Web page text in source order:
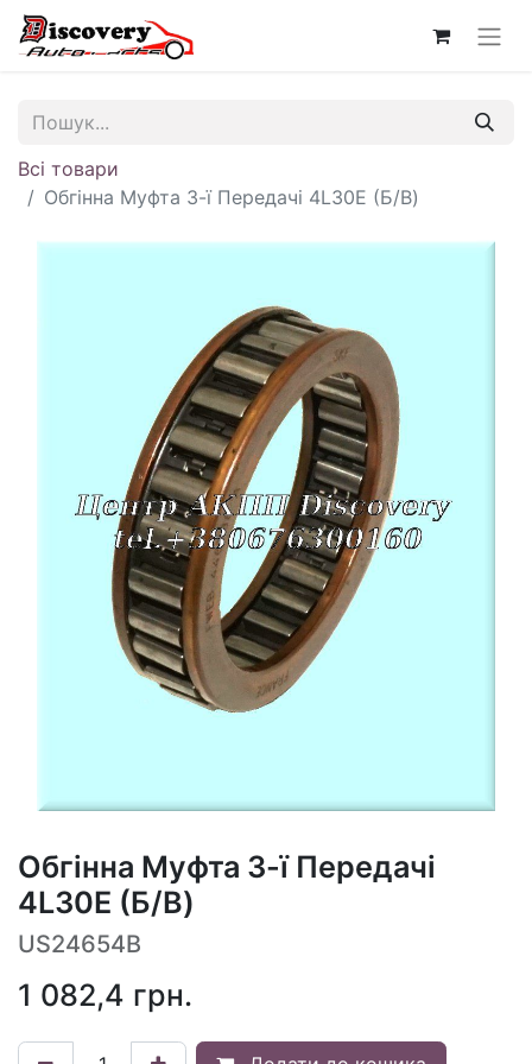
Всі товари
Обгінна Муфта 3-ї Передачі 4L30E (Б/В)
Обгінна Муфта 3-ї Передачі
4L30E (Б/В)
US24654B
1 082,4 грн.